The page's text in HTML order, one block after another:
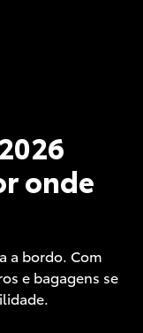
onde
a bordo. Com
e bagagens se